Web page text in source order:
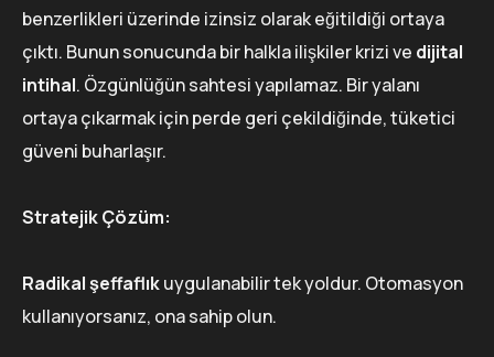
benzerlikleri üzerinde izinsiz olarak eğitildiği ortaya
çıktı. Bunun sonucunda bir halkla ilişkiler krizi ve dijital
intihal. Özgünlüğün sahtesi yapılamaz. Bir yalanı
ortaya çıkarmak için perde geri çekildiğinde, tüketici
güveni buharlaşır.
Stratejik Çözüm:
Radikal şeffaflıkuygulanabilir tek yoldur. Otomasyon
kullanıyorsanız, ona sahip olun.